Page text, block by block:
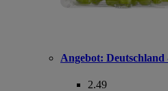
Angebot: Deutschland
2.49